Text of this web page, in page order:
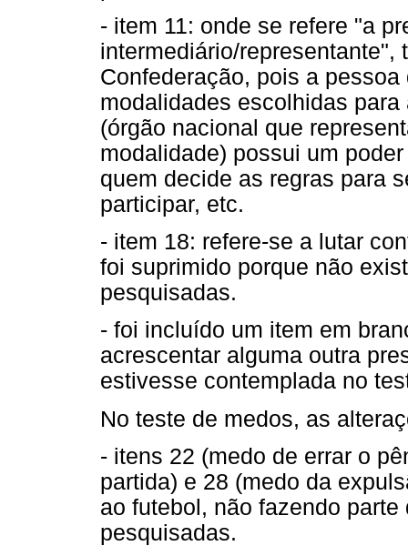
- item 11: onde se refere "a
intermediário/representante",
Confederação, pois a
modalidades escolhidas
(órgão nacional que
modalidade) possui um
quem decide as regras para
participar, etc.
- item 18: refere-se a lutar
foi suprimido porque não
pesquisadas.
- foi incluído um item em
acrescentar alguma outra
estivesse contemplada no
No teste de medos, as
- itens 22 (medo de errar o
partida) e 28 (medo da
ao futebol, não fazendo
pesquisadas.